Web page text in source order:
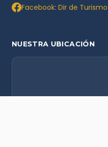
Facebook: Dir de Turismo
NUESTRA UBICACIÓN